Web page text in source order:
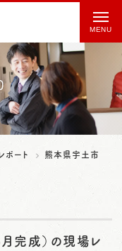
ポート
熊本県宇土市
完成）の現場レ
t
o
g
g
l
e